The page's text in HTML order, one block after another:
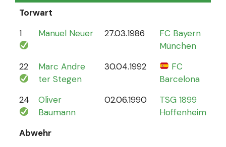
Torwart
1
Manuel Neuer 27.03.1986
FC Bayern
München
22
Marc Andre
ter Stegen
30.04.1992
FC
Barcelona
24
Oliver
Baumann
02.06.1990
TSG 1899
Hoffenheim
Abwehr